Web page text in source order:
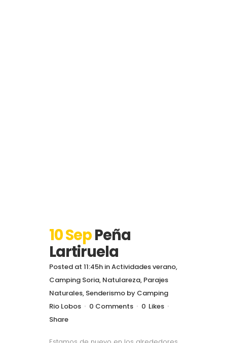
10 SepPeña
Lartiruela
Posted at 11:45h inActividades verano,
Camping Soria, Natulareza, Parajes
Naturales, Senderismo by Camping
Rio Lobos
0 Comments 0 Likes
Share